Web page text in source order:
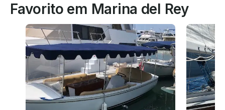
Favorito em Marina del Rey